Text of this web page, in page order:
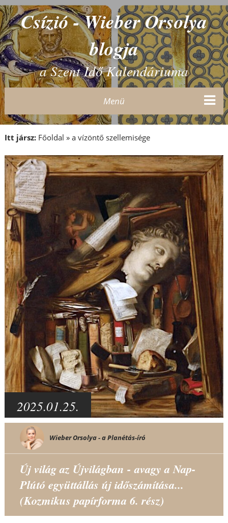
Csízió - Wieber Orsolya
blogja
a Szent Idő Kalendáriuma
Menü
Itt jársz: Főoldal » a vízöntő szellemisége
2025.01.25.
Wieber Orsolya - a Planétás-író
Új világ az Újvilágban - avagy a Nap-
Plútó együttállás új időszámítása...
(Kozmikus papírforma 6. rész)